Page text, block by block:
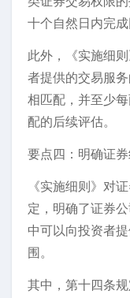
十个自然日内完成
此外，《实施细
者提供的交易服
相匹配，并至少
配的后续评估。
要点四：明确证
《实施细则》对
定，明确了证券
中可以向投资者
围。
其中，第十四条